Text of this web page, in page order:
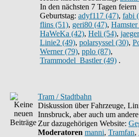
In den nächsten 7 Tagen feiern
Geburtstag: adyf117 (47), fabi
flins (51), geri80 (47),
HaWeKa (42), Heli (54),
Linie2 (49), polarsyssel (30),
Werner (79), pplo (87),
Trammodel_Bastler (49) .
Tram / Stadtbahn
Diskussion über Fahrzeuge,
Innsbruck, aber auch um
Zur dazugehörigen Website:
Moderatoren manni, Tramfan,